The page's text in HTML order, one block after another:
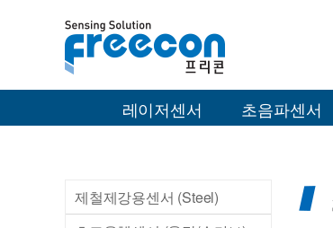
레이저센서 초음파센서
제철제강용센서 (Steel)